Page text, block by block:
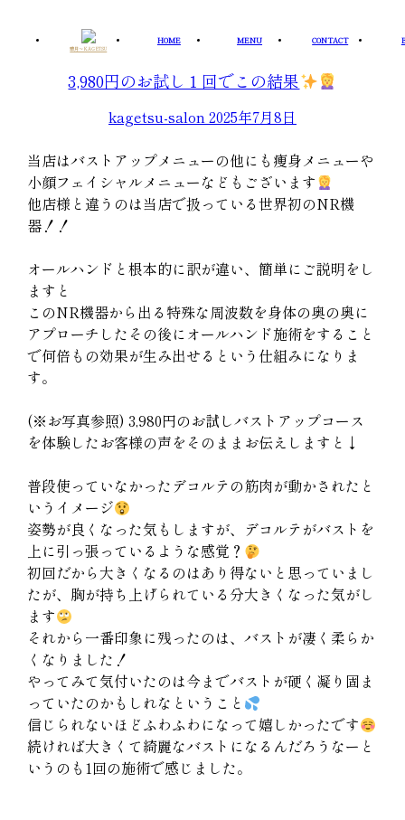
華月〜KAGETSU
HOME MENU CONTACT
3,980円のお試し１回でこの結果
kagetsu-salon2025年7月8日
当店はバストアップメニューの他にも痩身メニューや
小顔フェイシャルメニューなどもございます
他店様と違うのは当店で扱っている世界初のNR機
器！！
オールハンドと根本的に訳が違い、簡単にご説明をし
ますと
このNR機器から出る特殊な周波数を身体の奥の奥に
アプローチしたその後にオールハンド施術をすること
で何倍もの効果が生み出せるという仕組みになりま
す。
(※お写真参照) 3,980円のお試しバストアップコース
を体験したお客様の声をそのままお伝えしますと↓
普段使っていなかったデコルテの筋肉が動かされたと
いうイメージ
姿勢が良くなった気もしますが、デコルテがバストを
上に引っ張っているような感覚？
初回だから大きくなるのはあり得ないと思っていまし
たが、胸が持ち上げられている分大きくなった気がし
ます
それから一番印象に残ったのは、バストが凄く柔らか
くなりました！
やってみて気付いたのは今までバストが硬く凝り固ま
っていたのかもしれなということ
信じられないほどふわふわになって嬉しかったです
続ければ大きくて綺麗なバストになるんだろうなーと
いうのも1回の施術で感じました。